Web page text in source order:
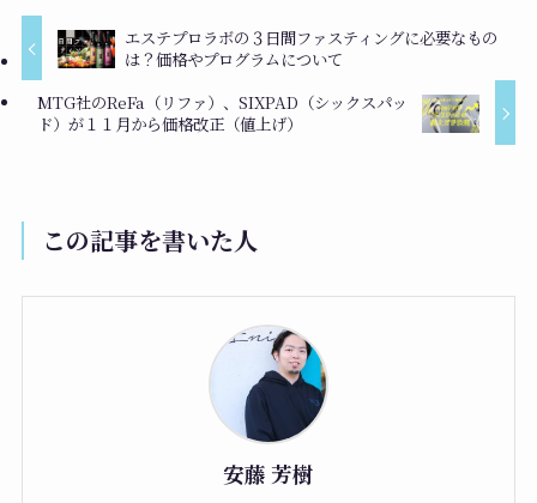
エステプロラボの３日間ファスティングに必要なもの
は？価格やプログラムについて
MTG社のReFa（リファ）、SIXPAD（シックスパッ
ド）が１１月から価格改正（値上げ）
この記事を書いた人
安藤 芳樹